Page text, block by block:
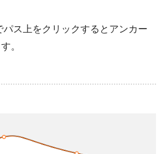
パス上をクリックするとアンカー
。